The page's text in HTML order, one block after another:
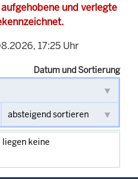
und verlegte
17:25 Uhr
Datum und Sortierung
liegen keine